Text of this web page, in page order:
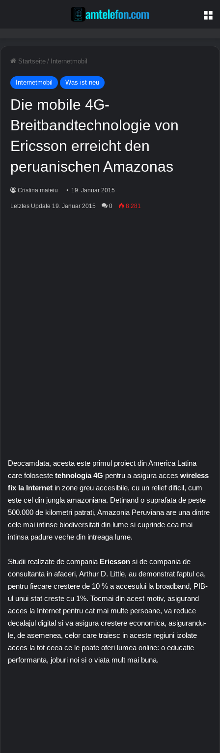
Startseite / Internetmobil
Internetmobil Was ist neu
Die mobile 4G-
Breitbandtechnologie von
Ericsson erreicht den
peruanischen Amazonas
Cristina mateiu 19. Januar 2015
Letztes Update 19. Januar 2015 0 8.281
Deocamdata, acesta este primul proiect din America Latina
care foloseste tehnologia 4G pentru a asigura acces wireless
fix la Internet in zone greu accesibile, cu un relief dificil, cum
este cel din jungla amazoniana. Detinand o suprafata de peste
500.000 de kilometri patrati, Amazonia Peruviana are una dintre
cele mai intinse biodiversitati din lume si cuprinde cea mai
intinsa padure veche din intreaga lume.
Studii realizate de compania Ericsson si de compania de
consultanta in afaceri, Arthur D. Little, au demonstrat faptul ca,
pentru fiecare crestere de 10 % a accesului la broadband, PIB-
ul unui stat creste cu 1%. Tocmai din acest motiv, asigurand
acces la Internet pentru cat mai multe persoane, va reduce
decalajul digital si va asigura crestere economica, asigurandu-
le, de asemenea, celor care traiesc in aceste regiuni izolate
acces la tot ceea ce le poate oferi lumea online: o educatie
performanta, joburi noi si o viata mult mai buna.